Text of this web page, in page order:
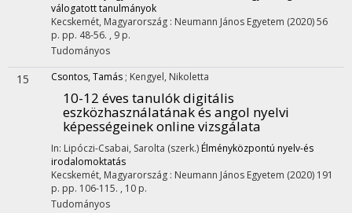
válogatott tanulmányok
Kecskemét, Magyarország : Neumann János Egyetem (2020)56
p. pp. 48-56. , 9 p.
Tudományos
15 Csontos, Tamás ; Kengyel, Nikoletta
10-12 éves tanulók digitális
eszközhasználatának és angol nyelvi
képességeinek online vizsgálata
In: Lipóczi-Csabai, Sarolta (szerk.) Élményközpontú nyelv-és
irodalomoktatás
Kecskemét, Magyarország : Neumann János Egyetem (2020) 191
p. pp. 106-115. , 10 p.
Tudományos